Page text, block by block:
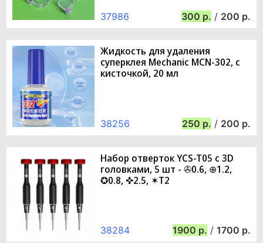
37986 300 / 200
Жидкость для удаления
суперклея Mechanic MCN-302, с
кисточкой, 20 мл
38256 250 / 200
Набор отверток YCS-T05 с 3D
головками, 5 шт - ✇0.6, ⊕1.2,
✪0.8, ✜2.5, ✶T2
38284 1900 / 1700